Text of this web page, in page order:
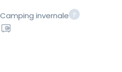
Camping invernale